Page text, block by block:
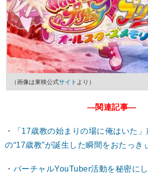
（画像は東映公式サイト より）
―関連記事―
・
「17歳教の始まりの場に俺はいた
の“17歳教”が誕生した瞬間をおたっき
・ バーチャルYouTuber活動を秘密に